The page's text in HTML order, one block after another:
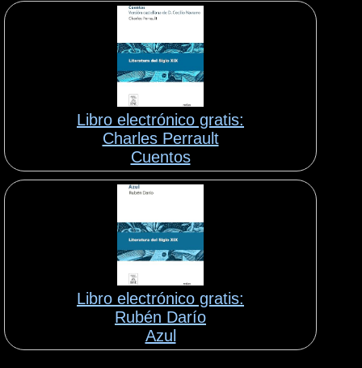
Libro electrónico gratis:
Charles Perrault
Cuentos
Libro electrónico gratis:
Rubén Darío
Azul